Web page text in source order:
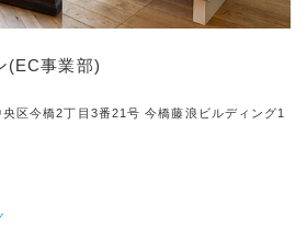
(EC事業部)
区今橋2丁目3番21号 今橋藤浪ビルディング1